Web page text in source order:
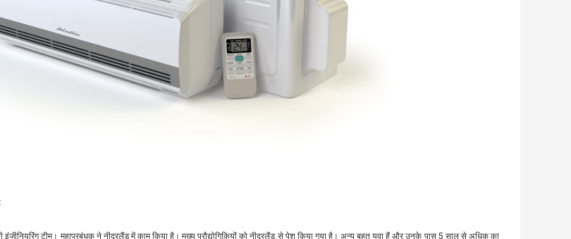
इंजीनियरिंग टीम। महाप्रबंधक ने नीदरलैंड में काम किया है। मुख्य प्रौद्योगिकियों को नीदरलैंड से पेश किया गया है। अन्य बहुत युवा हैं और उनके पास 5 साल से अधिक का